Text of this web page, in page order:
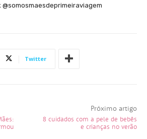
Twitter
Próximo artigo
8 cuidados com a pele de bebês
e crianças no verão